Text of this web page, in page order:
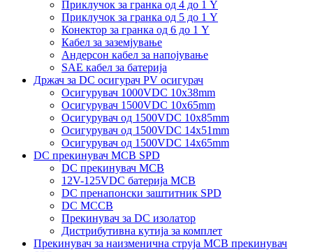
Приклучок за гранка од 4 до 1 Y
Приклучок за гранка од 5 до 1 Y
Конектор за гранка од 6 до 1 Y
Кабел за заземјување
Андерсон кабел за напојување
SAE кабел за батерија
Држач за DC осигурач PV осигурач
Осигурувач 1000VDC 10x38mm
Осигурувач 1500VDC 10x65mm
Осигурувач од 1500VDC 10x85mm
Осигурувач од 1500VDC 14x51mm
Осигурувач од 1500VDC 14x65mm
DC прекинувач MCB SPD
DC прекинувач MCB
12V-125VDC батерија MCB
DC пренапонски заштитник SPD
DC MCCB
Прекинувач за DC изолатор
Дистрибутивна кутија за комплет
Прекинувач за наизменична струја MCB прекинувач